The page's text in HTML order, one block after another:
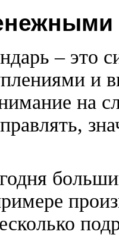
– это
и
на